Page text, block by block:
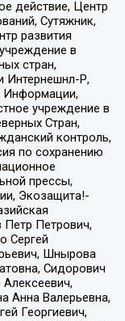
действие, Центр
Сутяжник,
развития
в
стран,
Интернешнл-Р,
Информации,
учреждение в
Стран,
контроль,
по сохранению
прессы,
Экозащита!-
Петрович,
Сергей
Шнырова
Сидорович
Анна Валерьевна,
Георгиевич,